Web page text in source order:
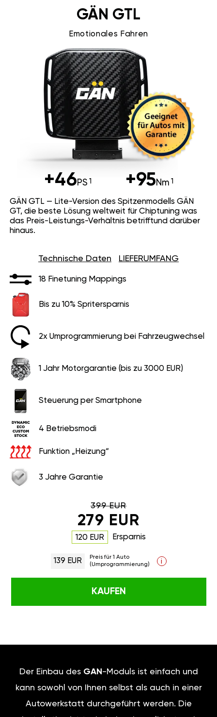
GÄN GTL
Emotionales Fahren
+46PS +95Nm
GÄN GTL — Lite-Version des Spitzenmodells GÄN
GT, die beste Lösung weltweit für Chiptuning was
das Preis-Leistungs-Verhältnis betrifftund darüber
hinaus.
Technische Daten LIEFERUMFANG
18 Finetuning Mappings
Bis zu 10% Spritersparnis
2x Umprogrammierung bei Fahrzeugwechsel
1 Jahr Motorgarantie (bis zu 3000 EUR)
Steuerung per Smartphone
4 Betriebsmodi
Funktion „Heizung“
3 Jahre Garantie
399 EUR
279 EUR
120 EUR Ersparnis
139 EUR
Preis für 1 Auto
(Umprogrammierung)
i
KAUFEN
Der Einbau des GAN -Moduls ist einfach und
kann sowohl von Ihnen selbst als auch in einer
Autowerkstatt durchgeführt werden. Die